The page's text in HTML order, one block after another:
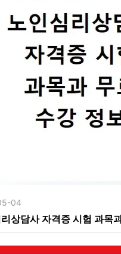
04
상담사 자격증 시험 과목